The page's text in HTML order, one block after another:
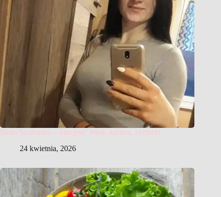
Basia Szafraniec – kim jest? Wiek, kariera, życiorys
24 kwietnia, 2026